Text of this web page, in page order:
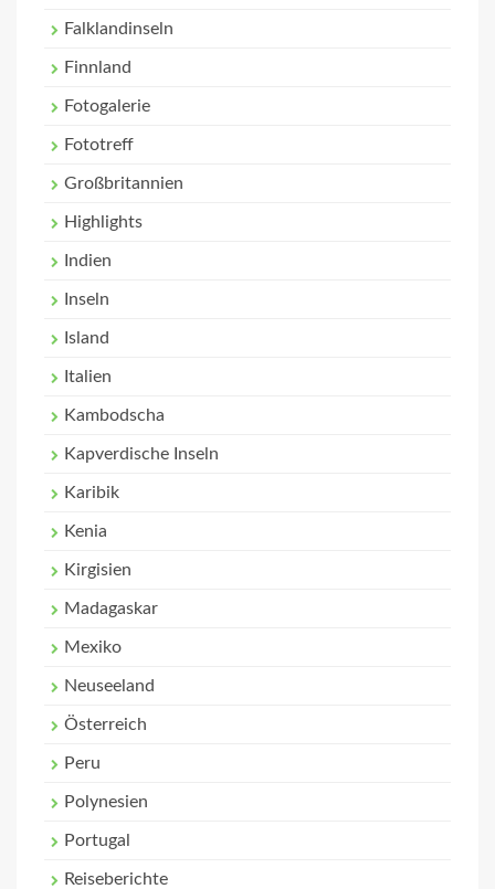
Falklandinseln
Finnland
Fotogalerie
Fototreff
Großbritannien
Highlights
Indien
Inseln
Island
Italien
Kambodscha
Kapverdische Inseln
Karibik
Kenia
Kirgisien
Madagaskar
Mexiko
Neuseeland
Österreich
Peru
Polynesien
Portugal
Reiseberichte